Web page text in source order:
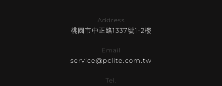
Address
桃園市中正路1337號1-2樓
Email
service@pclite.com.tw
Tel.